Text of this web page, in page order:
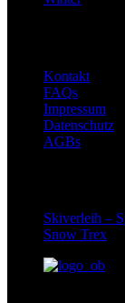
Kontakt
FAQs
Impressum
Datenschutz
AGBs
Skiverleih –
Snow Trex